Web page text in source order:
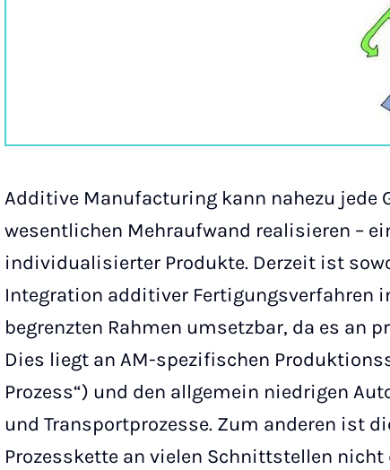
Additive Manufacturing kann nahezu jede
wesentlichen Mehraufwand realisieren –
individualisierter Produkte. Derzeit ist
Integration additiver Fertigungsverfahren
begrenzten Rahmen umsetzbar, da es an
Dies liegt an AM-spezifischen
Prozess“) und den allgemein niedrigen
und Transportprozesse. Zum anderen ist
Prozesskette an vielen Schnittstellen